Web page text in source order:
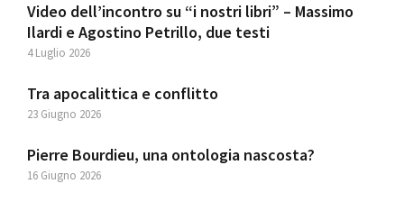
Video dell’incontro su “i nostri libri” – Massimo
Ilardi e Agostino Petrillo, due testi
4 Luglio 2026
Tra apocalittica e conflitto
23 Giugno 2026
Pierre Bourdieu, una ontologia nascosta?
16 Giugno 2026